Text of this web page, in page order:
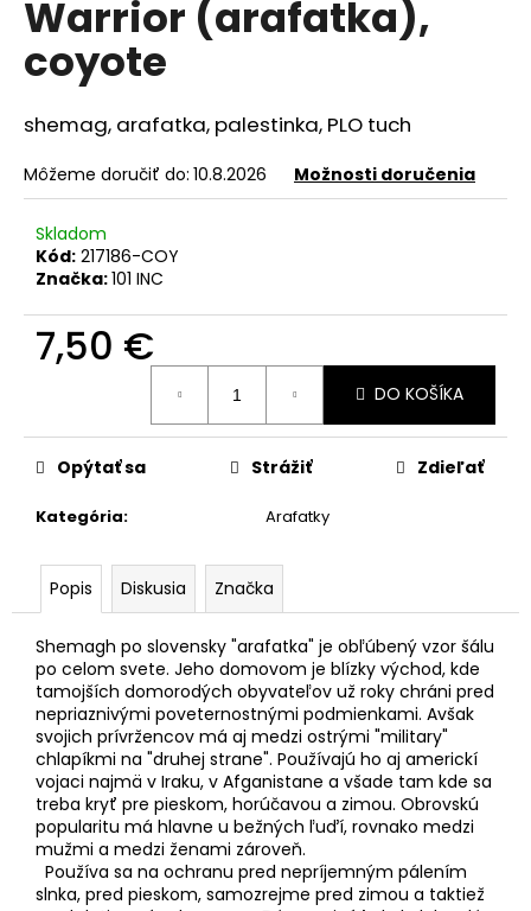
Warrior (arafatka),
coyote
shemag, arafatka, palestinka, PLO tuch
Môžeme doručiť do: 10.8.2026 Možnosti doručenia
Skladom
Kód: 217186-COY
Značka:101 INC
7,50 €
DO KOŠÍKA
Kategória: Arafatky
Opýtať sa Strážiť Zdieľať
Popis Diskusia Značka
Shemagh po slovensky "arafatka" je obľúbený vzor šálu
po celom svete. Jeho domovom je blízky východ, kde
tamojších domorodých obyvateľov už roky chráni pred
nepriaznivými poveternostnými podmienkami. Avšak
svojich prívržencov má aj medzi ostrými "military"
chlapíkmi na "druhej strane". Používajú ho aj americkí
vojaci najmä v Iraku, v Afganistane a všade tam kde sa
treba kryť pre pieskom, horúčavou a zimou. Obrovskú
popularitu má hlavne u bežných ľuďí, rovnako medzi
mužmi a medzi ženami zároveň.
Používa sa na ochranu pred nepríjemným pálením
slnka, pred pieskom, samozrejme pred zimou a taktiež
á
j
ť
p
o
ú
e